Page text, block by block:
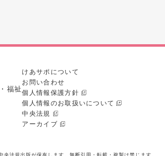
福祉
けあサポについて
お問い合わせ
個人情報保護方針
個人情報のお取扱いについて
中央法規
アーカイブ
法規出版が保有します。無断引用・転載・複製は禁じます。